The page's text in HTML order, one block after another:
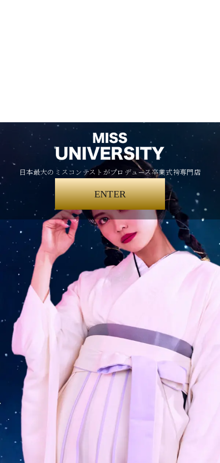
日本最大のミスコンテストがプロデュース卒業式袴専門店
ENTER